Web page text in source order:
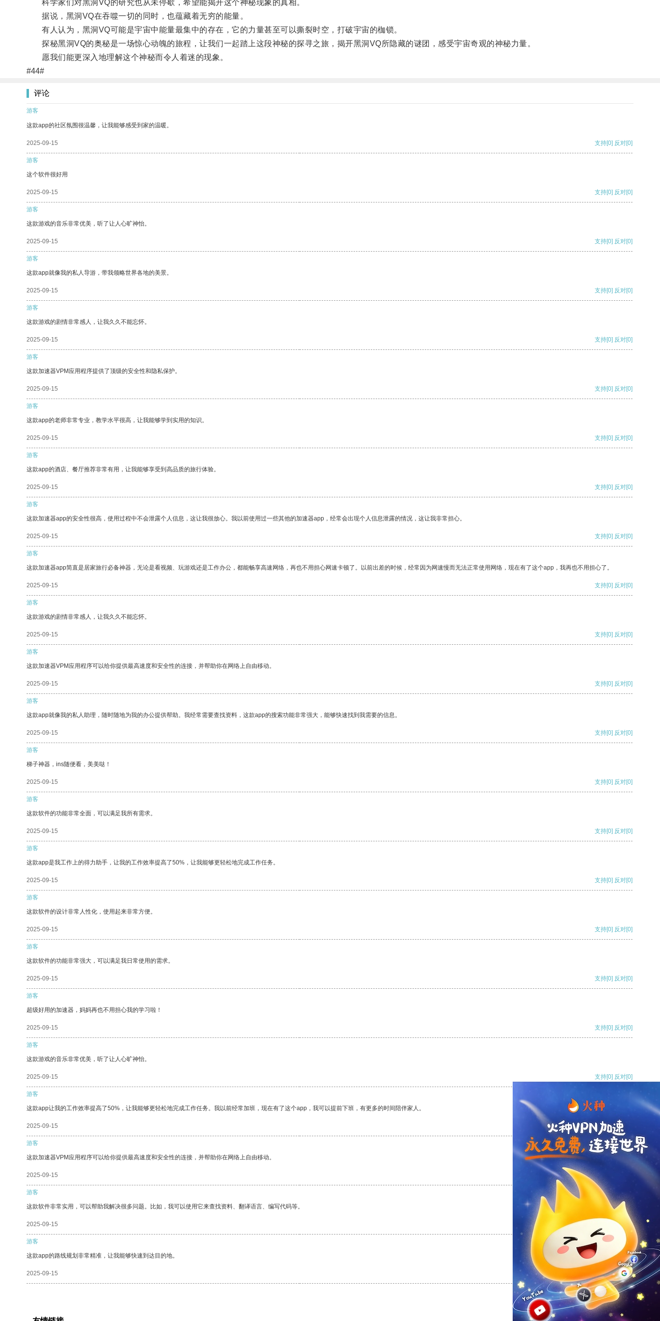
科学家们对黑洞VQ的研究也从未停歇，希望能揭开这个神秘现象的真相。
据说，黑洞VQ在吞噬一切的同时，也蕴藏着无穷的能量。
有人认为，黑洞VQ可能是宇宙中能量最集中的存在，它的力量甚至可以撕裂时空，打破宇宙的枷锁。
探秘黑洞VQ的奥秘是一场惊心动魄的旅程，让我们一起踏上这段神秘的探寻之旅，揭开黑洞VQ所隐藏的谜团，感受宇宙奇观的神秘力量。
愿我们能更深入地理解这个神秘而令人着迷的现象。
#44#
评论
游客
这款app的社区氛围很温馨，让我能够感受到家的温暖。
2025-09-15 支持[0] 反对[0]
游客
这个软件很好用
2025-09-15 支持[0] 反对[0]
游客
这款游戏的音乐非常优美，听了让人心旷神怡。
2025-09-15 支持[0] 反对[0]
游客
这款app就像我的私人导游，带我领略世界各地的美景。
2025-09-15 支持[0] 反对[0]
游客
这款游戏的剧情非常感人，让我久久不能忘怀。
2025-09-15 支持[0] 反对[0]
游客
这款加速器VPM应用程序提供了顶级的安全性和隐私保护。
2025-09-15 支持[0] 反对[0]
游客
这款app的老师非常专业，教学水平很高，让我能够学到实用的知识。
2025-09-15 支持[0] 反对[0]
游客
这款app的酒店、餐厅推荐非常有用，让我能够享受到高品质的旅行体验。
2025-09-15 支持[0] 反对[0]
游客
这款加速器app的安全性很高，使用过程中不会泄露个人信息，这让我很放心。我以前使用过一些其他的加速器app，经常会出现个人信息泄露的情况，这让我非常担心。
2025-09-15 支持[0] 反对[0]
游客
这款加速器app简直是居家旅行必备神器，无论是看视频、玩游戏还是工作办公，都能畅享高速网络，再也不用担心网速卡顿了。以前出差的时候，经常因为网速慢而无法正常使用网络，现在有了这个app，我再也不用担心了。
2025-09-15 支持[0] 反对[0]
游客
这款游戏的剧情非常感人，让我久久不能忘怀。
2025-09-15 支持[0] 反对[0]
游客
这款加速器VPM应用程序可以给你提供最高速度和安全性的连接，并帮助你在网络上自由移动。
2025-09-15 支持[0] 反对[0]
游客
这款app就像我的私人助理，随时随地为我的办公提供帮助。我经常需要查找资料，这款app的搜索功能非常强大，能够快速找到我需要的信息。
2025-09-15 支持[0] 反对[0]
游客
梯子神器，ins随便看，美美哒！
2025-09-15 支持[0] 反对[0]
游客
这款软件的功能非常全面，可以满足我所有需求。
2025-09-15 支持[0] 反对[0]
游客
这款app是我工作上的得力助手，让我的工作效率提高了50%，让我能够更轻松地完成工作任务。
2025-09-15 支持[0] 反对[0]
游客
这款软件的设计非常人性化，使用起来非常方便。
2025-09-15 支持[0] 反对[0]
游客
这款软件的功能非常强大，可以满足我日常使用的需求。
2025-09-15 支持[0] 反对[0]
游客
超级好用的加速器，妈妈再也不用担心我的学习啦！
2025-09-15 支持[0] 反对[0]
游客
这款游戏的音乐非常优美，听了让人心旷神怡。
2025-09-15 支持[0] 反对[0]
游客
这款app让我的工作效率提高了50%，让我能够更轻松地完成工作任务。我以前经常加班，现在有了这个app，我可以提前下班，有更多的时间陪伴家人。
2025-09-15 支持[0] 反对
游客
这款加速器VPM应用程序可以给你提供最高速度和安全性的连接，并帮助你在网络上自由移动。
2025-09-15 支持
游客
这款软件非常实用，可以帮助我解决很多问题。比如，我可以使用它来查找资料、翻译语言、编写代码等。
2025-09-15 反对 [0]
游客
这款app的路线规划非常精准，让我能够快速到达目的地。
2025-09-15 支持[0] 反对[0]